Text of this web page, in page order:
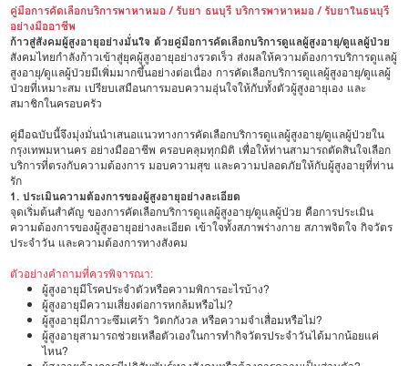
คู่มือการคัดเลือกบริการพาหาหมอ / รับยา ธนบุรี บริการพาหาหมอ / รับยาในธนบุรี
อย่างมืออาชีพ
ก้าวสู่สังคมผู้สูงอายุอย่างมั่นใจ ด้วยคู่มือการคัดเลือกบริการดูแลผู้สูงอายุ/ดูแลผู้ป่วย
สังคมไทยกำลังก้าวเข้าสู่ยุคผู้สูงอายุอย่างรวดเร็ว ส่งผลให้ความต้องการบริการดูแลผู้
สูงอายุ/ดูแลผู้ป่วยมีเพิ่มมากขึ้นอย่างต่อเนื่อง การคัดเลือกบริการดูแลผู้สูงอายุ/ดูแลผู้
ป่วยที่เหมาะสม เปรียบเสมือนการมอบความอุ่นใจให้กับทั้งตัวผู้สูงอายุเอง และ
สมาชิกในครอบครัว
คู่มือฉบับนี้จึงมุ่งมั่นนำเสนอแนวทางการคัดเลือกบริการดูแลผู้สูงอายุ/ดูแลผู้ป่วยใน
กรุงเทพมหานคร อย่างมืออาชีพ ครอบคลุมทุกมิติ เพื่อให้ท่านสามารถตัดสินใจเลือก
บริการที่ตรงกับความต้องการ มอบความสุข และความปลอดภัยให้กับผู้สูงอายุที่ท่าน
รัก
1. ประเมินความต้องการของผู้สูงอายุอย่างละเอียด
จุดเริ่มต้นสำคัญ ของการคัดเลือกบริการดูแลผู้สูงอายุ/ดูแลผู้ป่วย คือการประเมิน
ความต้องการของผู้สูงอายุอย่างละเอียด เข้าใจทั้งสภาพร่างกาย สภาพจิตใจ กิจวัตร
ประจำวัน และความต้องการทางสังคม
ตัวอย่างคำถามที่ควรพิจารณา:
ผู้สูงอายุมีโรคประจำตัวหรือความพิการอะไรบ้าง?
ผู้สูงอายุมีความเสี่ยงต่อการหกล้มหรือไม่?
ผู้สูงอายุมีภาวะซึมเศร้า วิตกกังวล หรือความจำเสื่อมหรือไม่?
ผู้สูงอายุสามารถช่วยเหลือตัวเองในการทำกิจวัตรประจำวันได้มากน้อยแค่
ไหน?